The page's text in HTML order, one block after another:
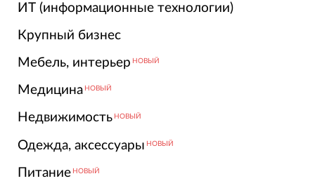
ИТ (информационные технологии)
Крупный бизнес
Мебель, интерьер НОВЫЙ
Медицина НОВЫЙ
Недвижимость НОВЫЙ
Одежда, аксессуары НОВЫЙ
Питание НОВЫЙ